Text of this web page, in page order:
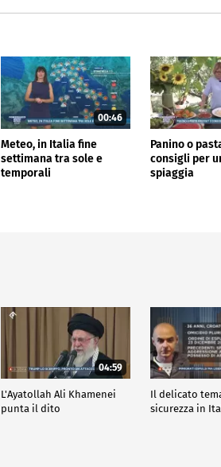
00:46
Meteo, in Italia fine
settimana tra sole e
temporali
Panino o
consigli per
spiaggia
04:59
L'Ayatollah Ali Khamenei
punta il dito
Il delicato
sicurezza in